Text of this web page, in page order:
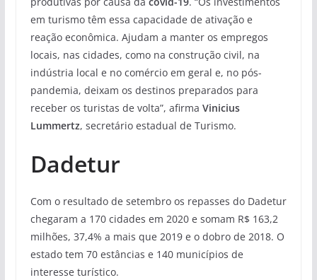
em turismo têm essa capacidade de ativação e
reação econômica. Ajudam a manter os empregos
locais, nas cidades, como na construção civil, na
indústria local e no comércio em geral e, no pós-
pandemia, deixam os destinos preparados para
receber os turistas de volta”, afirma Vinicius
Lummertz, secretário estadual de Turismo.
Dadetur
Com o resultado de setembro os repasses do Dadetur
chegaram a 170 cidades em 2020 e somam R$ 163,2
milhões, 37,4% a mais que 2019 e o dobro de 2018. O
estado tem 70 estâncias e 140 municípios de
interesse turístico.